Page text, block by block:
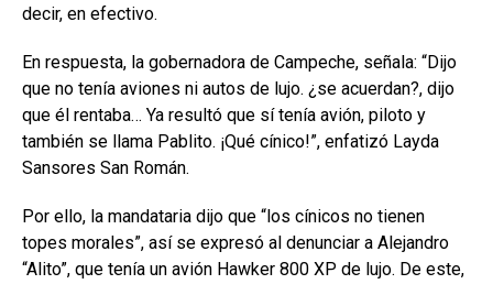
decir, en efectivo.
En respuesta, la gobernadora de Campeche, señala: “Dijo
que no tenía aviones ni autos de lujo. ¿se acuerdan?, dijo
que él rentaba… Ya resultó que sí tenía avión, piloto y
también se llama Pablito. ¡Qué cínico!”, enfatizó Layda
Sansores San Román.
Por ello, la mandataria dijo que “los cínicos no tienen
topes morales”, así se expresó al denunciar a Alejandro
“Alito”, que tenía un avión Hawker 800 XP de lujo. De este,